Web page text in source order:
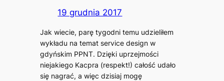
19 grudnia 2017
Jak wiecie, parę tygodni temu udzieliłem
wykładu na temat service design w
gdyńskim PPNT. Dzięki uprzejmości
niejakiego Kacpra (respekt!) całość udało
się nagrać, a więc dzisiaj mogę